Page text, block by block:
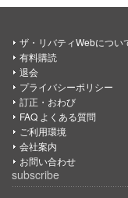
ザ・リバティWebについ
有料購読
退会
プライバシーポリシー
訂正・おわび
FAQ よくある質問
ご利用環境
会社案内
お問い合わせ
subscribe